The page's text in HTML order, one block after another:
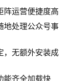
阵运营便捷度高
地处理公众号事
，无额外安装成
能齐全加载快